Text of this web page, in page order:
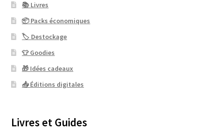
📚 Livres
📦 Packs économiques
🏷 Destockage
👕 Goodies
🎁 Idées cadeaux
📥 Éditions digitales
Livres et Guides